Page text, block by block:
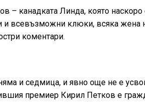
– канадката Линда, която
и всевъзможни клюки, всяка жена
коментари.
и седмица, и явно още не е
премиер Кирил Петков е